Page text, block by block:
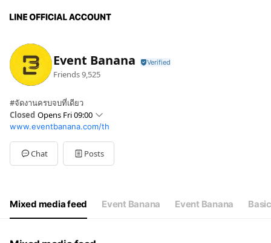
Event Banana
Friends9,525
#จัดงานครบจบที่เดียว
Closed Opens Fri 09:00
SunClosed
Mon09:00 - 18:00
Tue09:00 - 18:00
Wed09:00 - 18:00
Sat
www.eventbanana.com/th
Chat Posts
Mixed media feed Event Banana Event Banana